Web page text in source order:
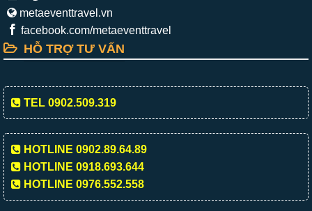
metaeventtravel.vn
facebook.com/metaeventtravel
HỖ TRỢ TƯ VẤN
TEL 0902.509.319
HOTLINE 0902.89.64.89
HOTLINE 0918.693.644
HOTLINE 0976.552.558